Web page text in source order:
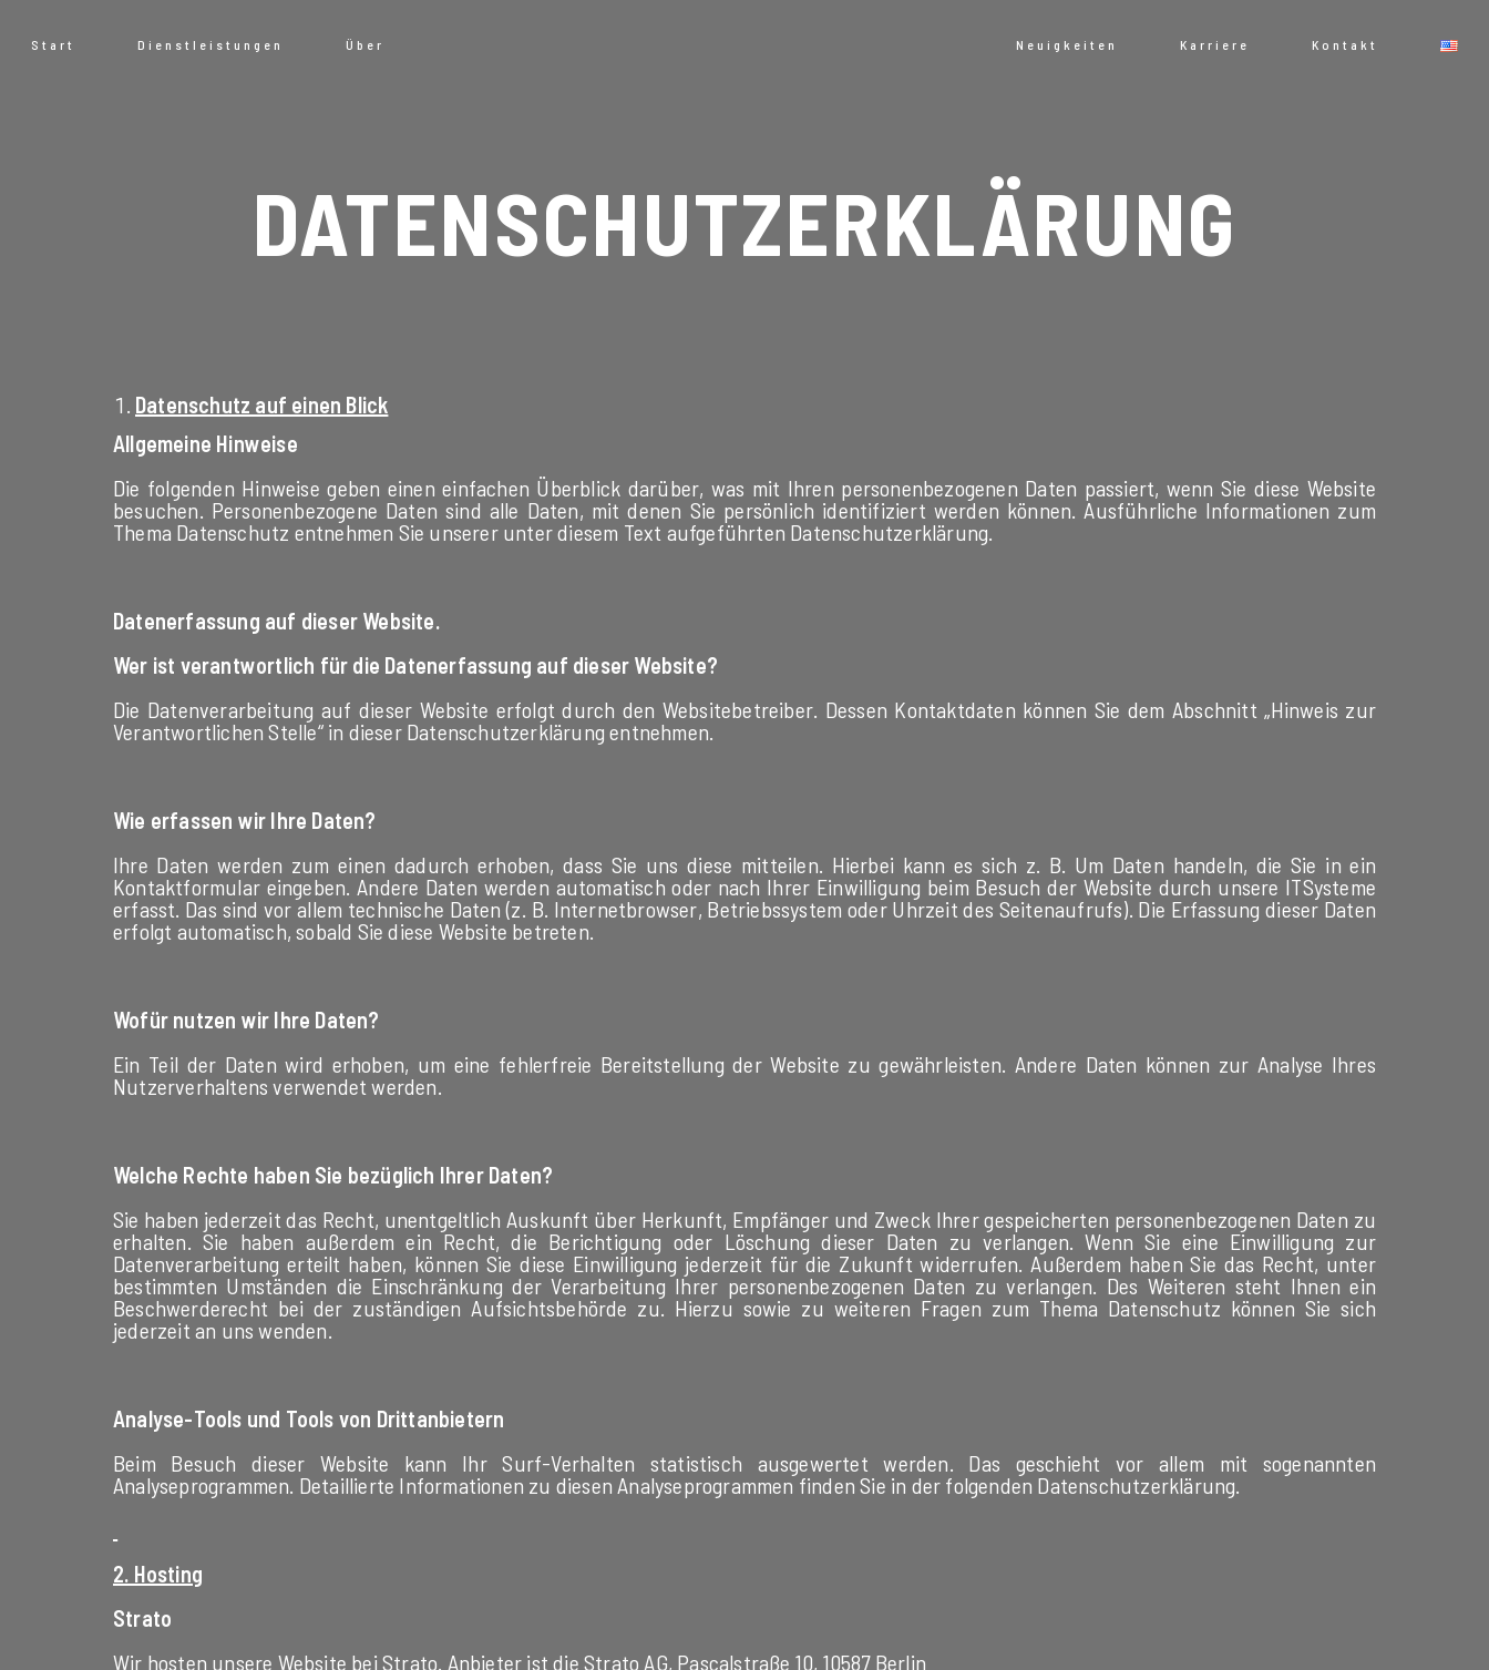
Start Dienstleistungen Über Neuigkeiten Karriere Kontakt
DATENSCHUTZERKLÄRUNG
Datenschutz auf einen Blick
Allgemeine Hinweise
Die folgenden Hinweise geben einen einfachen Überblick darüber, was mit Ihren personenbezogenen Daten passiert, wenn Sie diese Website
besuchen. Personenbezogene Daten sind alle Daten, mit denen Sie persönlich identifiziert werden können. Ausführliche Informationen zum
Thema Datenschutz entnehmen Sie unserer unter diesem Text aufgeführten Datenschutzerklärung.
Datenerfassung auf dieser Website.
Wer ist verantwortlich für die Datenerfassung auf dieser Website?
Die Datenverarbeitung auf dieser Website erfolgt durch den Websitebetreiber. Dessen Kontaktdaten können Sie dem Abschnitt „Hinweis zur
Verantwortlichen Stelle“ in dieser Datenschutzerklärung entnehmen.
Wie erfassen wir Ihre Daten?
Ihre Daten werden zum einen dadurch erhoben, dass Sie uns diese mitteilen. Hierbei kann es sich z. B. Um Daten handeln, die Sie in ein
Kontaktformular eingeben. Andere Daten werden automatisch oder nach Ihrer Einwilligung beim Besuch der Website durch unsere ITSysteme
erfasst. Das sind vor allem technische Daten (z. B. Internetbrowser, Betriebssystem oder Uhrzeit des Seitenaufrufs). Die Erfassung dieser Daten
erfolgt automatisch, sobald Sie diese Website betreten.
Wofür nutzen wir Ihre Daten?
Ein Teil der Daten wird erhoben, um eine fehlerfreie Bereitstellung der Website zu gewährleisten. Andere Daten können zur Analyse Ihres
Nutzerverhaltens verwendet werden.
Welche Rechte haben Sie bezüglich Ihrer Daten?
Sie haben jederzeit das Recht, unentgeltlich Auskunft über Herkunft, Empfänger und Zweck Ihrer gespeicherten personenbezogenen Daten zu
erhalten. Sie haben außerdem ein Recht, die Berichtigung oder Löschung dieser Daten zu verlangen. Wenn Sie eine Einwilligung zur
Datenverarbeitung erteilt haben, können Sie diese Einwilligung jederzeit für die Zukunft widerrufen. Außerdem haben Sie das Recht, unter
bestimmten Umständen die Einschränkung der Verarbeitung Ihrer personenbezogenen Daten zu verlangen. Des Weiteren steht Ihnen ein
Beschwerderecht bei der zuständigen Aufsichtsbehörde zu. Hierzu sowie zu weiteren Fragen zum Thema Datenschutz können Sie sich
jederzeit an uns wenden.
Analyse-Tools und Tools von Drittanbietern
Beim Besuch dieser Website kann Ihr Surf-Verhalten statistisch ausgewertet werden. Das geschieht vor allem mit sogenannten
Analyseprogrammen. Detaillierte Informationen zu diesen Analyseprogrammen finden Sie in der folgenden Datenschutzerklärung.
2. Hosting
Strato
Wir hosten unsere Website bei Strato. Anbieter ist die Strato AG, Pascalstraße 10, 10587 Berlin